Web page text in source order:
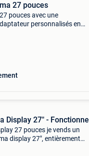
27 pouces
pouces avec une
personnalisés en
Display 27" -
27 pouces je vends un
display 27", entièrement